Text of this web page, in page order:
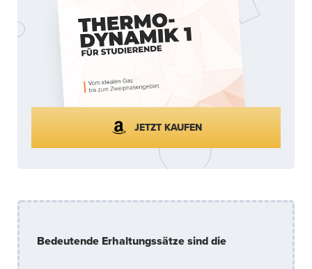
JETZT KAUFEN
Bedeutende Erhaltungssätze sind die